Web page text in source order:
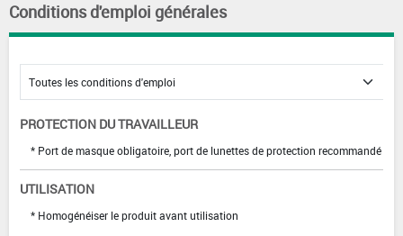
Conditions d'emploi générales
PROTECTION DU TRAVAILLEUR
* Port de masque obligatoire, port de lunettes de protection recommandé
UTILISATION
* Homogénéiser le produit avant utilisation